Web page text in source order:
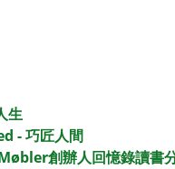
生
- 巧匠人間
創辦人回憶錄讀書